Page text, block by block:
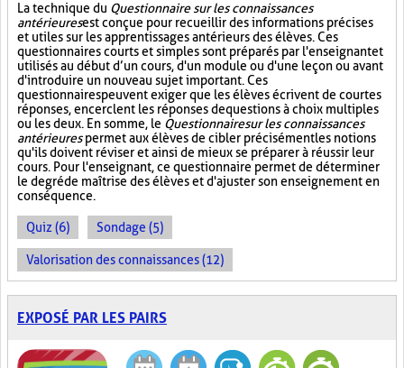
La technique du Questionnaire sur les connaissances
antérieuresest conçue pour recueillir des informations précises
et utiles sur les apprentissages antérieurs des élèves. Ces
questionnaires courts et simples sont préparés par l'enseignant et
utilisés au début d’un cours, d'un module ou d'une leçon ou avant
d'introduire un nouveau sujet important. Ces
questionnaires peuvent exiger que les élèves écrivent de courtes
réponses, encerclent les réponses de questions à choix multiples
ou les deux. En somme, le Questionnaire sur les connaissances
antérieurespermet aux élèves de cibler précisément les notions
qu'ils doivent réviser et ainsi de mieux se préparer à réussir leur
cours. Pour l'enseignant, ce questionnaire permet de déterminer
le degré de maîtrise des élèves et d'ajuster son enseignement en
conséquence.
Quiz (6) Sondage (5)
Valorisation des connaissances (12)
EXPOSÉ PAR LES PAIRS